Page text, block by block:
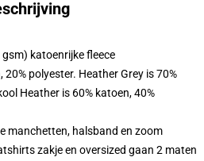
katoenrijke fleece
20% polyester. Heather Grey is 70%
Heather is 60% katoen, 40%
manchetten, halsband en zoom
zakje en oversized gaan 2 maten